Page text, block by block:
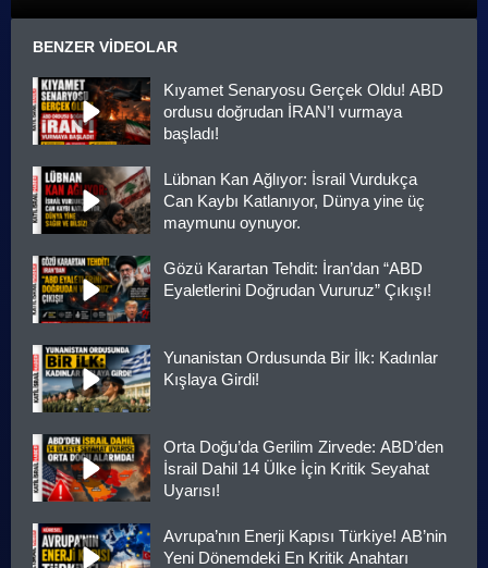
BENZER VIDEOLAR
Kıyamet Senaryosu Gerçek Oldu! ABD
ordusu doğrudan İRAN’I vurmaya
başladı!
Lübnan Kan Ağlıyor: İsrail Vurdukça
Can Kaybı Katlanıyor, Dünya yine üç
maymunu oynuyor.
Gözü Karartan Tehdit: İran’dan “ABD
Eyaletlerini Doğrudan Vururuz” Çıkışı!
Yunanistan Ordusunda Bir İlk: Kadınlar
Kışlaya Girdi!
Orta Doğu’da Gerilim Zirvede: ABD’den
İsrail Dahil 14 Ülke İçin Kritik Seyahat
Uyarısı!
Avrupa’nın Enerji Kapısı Türkiye! AB’nin
Yeni Dönemdeki En Kritik Anahtarı